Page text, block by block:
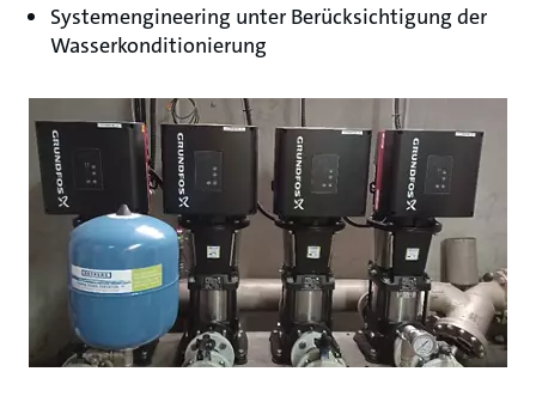
Systemengineering unter Berücksichtigung der
Wasserkonditionierung